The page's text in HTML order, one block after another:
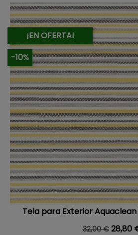
¡EN OFERTA!
-10%
Tela para Exterior Aquaclean
Precio base
32,00 € Precio
28,80